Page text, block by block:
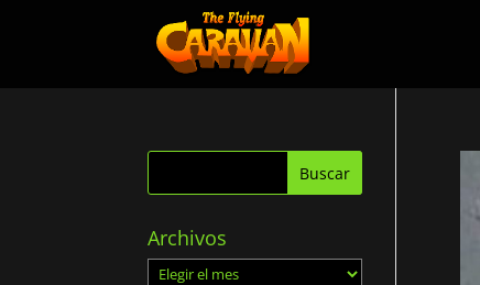
Archivos
Archivos